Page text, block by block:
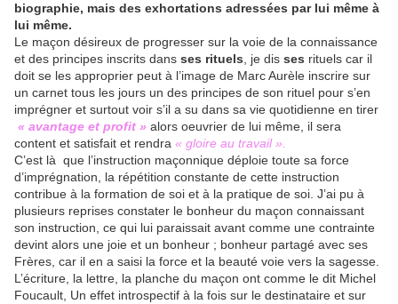
biographie, mais des exhortations adressées par lui même à
lui même.
Le maçon désireux de progresser sur la voie de la connaissance
et des principes inscrits dans ses rituels , je dis ses rituels car il
doit se les approprier peut à l’image de Marc Aurèle inscrire sur
un carnet tous les jours un des principes de son rituel pour s’en
imprégner et surtout voir s’il a su dans sa vie quotidienne en tirer
« avantage et profit » alors oeuvrier de lui même, il sera
content et satisfait et rendra « gloire au travail ».
C’est là que l’instruction maçonnique déploie toute sa force
d’imprégnation, la répétition constante de cette instruction
contribue à la formation de soi et à la pratique de soi. J’ai pu à
plusieurs reprises constater le bonheur du maçon connaissant
son instruction, ce qui lui paraissait avant comme une contrainte
devint alors une joie et un bonheur ; bonheur partagé avec ses
Frères, car il en a saisi la force et la beauté voie vers la sagesse.
L’écriture, la lettre, la planche du maçon ont comme le dit Michel
Foucault, Un effet introspectif à la fois sur le destinataire et sur